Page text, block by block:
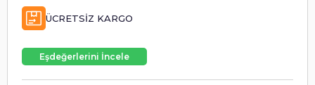
ÜCRETSIZ KARGO
Eşdeğerlerini İncele